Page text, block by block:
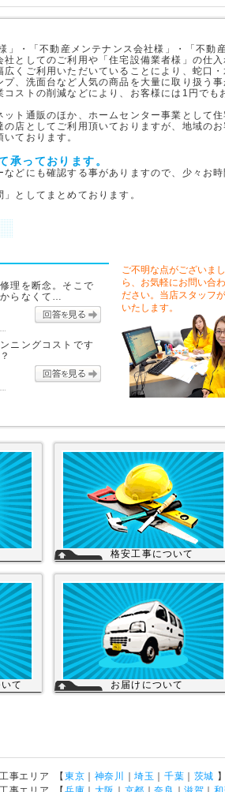
」・「不動産メンテナンス会社様」・「不動
としてのご利用や「住宅設備業者様」の仕入
くご利用いただいていることにより、蛇口・
、洗面台など人気の商品を大量に取り扱う事
ストの削減などにより、お客様には1円でも
ト通販のほか、ホームセンター事業として住
店としてご利用頂いておりますが、地域のお
ております。
承っております。
どにも確認する事がありますので、少々お時
としてまとめております。
理を断念。そこで
らなくて…
回答を見る
ニングコストです
回答を見る
ご不明な点がございま
ら、お気軽にお問い合
ださい。当店スタッフ
いたします。
してい
ーカー
5年間
格安工事について
他、当店の企業理念に賛同して頂き厳し
い技術や品質基準をクリアされた協力店
さんが同一の価格で契約のもと同一のサ
ービスを提供していますので安心して交
換工事もご依頼下さい。
て お届けについて
宅配便でお届けの場合、時間指定が可能
です。
事エリア 【 東京 神奈川 ｜埼玉 ｜千葉 茨城 】